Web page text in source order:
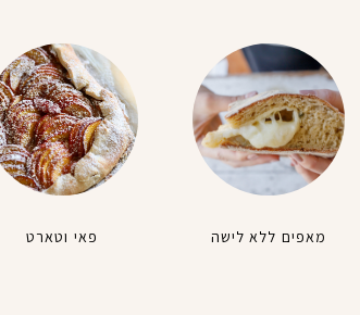
מאפים ללא לישה פאי וטארט